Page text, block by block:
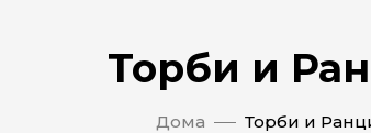
Торби и
Дома Торби и